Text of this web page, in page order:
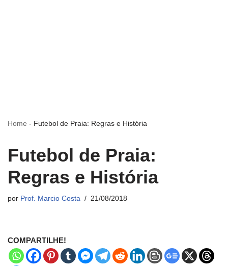
Home - Futebol de Praia: Regras e História
Futebol de Praia:
Regras e História
por Prof. Marcio Costa 21/08/2018
COMPARTILHE!